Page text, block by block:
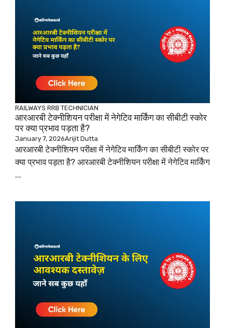
RAILWAYS RRB TECHNICIAN
आरआरबी टेक्नीशियन परीक्षा में नेगेटिव मार्किंग का सीबीटी स्कोर
पर क्या प्रभाव पड़ता है?
January 7, 2026Arijit Dutta
आरआरबी टेक्नीशियन परीक्षा में नेगेटिव मार्किंग का सीबीटी स्कोर पर
क्या प्रभाव पड़ता है? आरआरबी टेक्नीशियन परीक्षा में नेगेटिव मार्किंग
...